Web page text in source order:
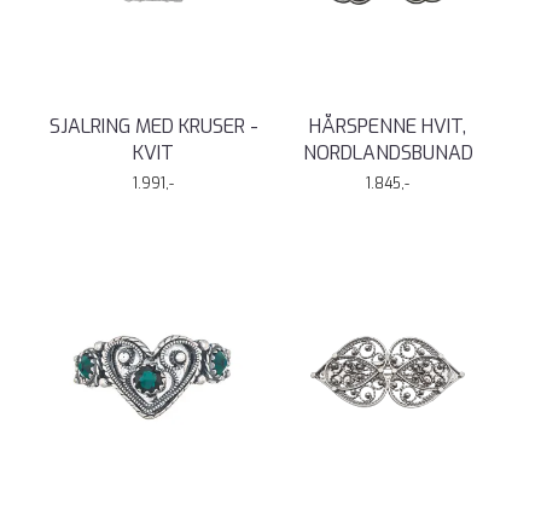
SJALRING MED KRUSER -
KVIT
1.991,-
HÅRSPENNE HVIT,
NORDLANDSBUNAD
1.845,-